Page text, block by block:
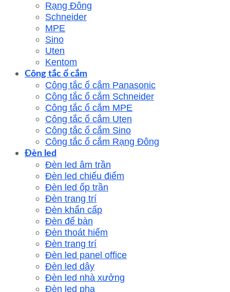
Rạng Đông
Schneider
MPE
Sino
Uten
Kentom
Công tắc ổ cắm
Công tắc ổ cắm Panasonic
Công tắc ổ cắm Schneider
Công tắc ổ cắm MPE
Công tắc ổ cắm Uten
Công tắc ổ cắm Sino
Công tắc ổ cắm Rạng Đông
Đèn led
Đèn led âm trần
Đèn led chiếu điểm
Đèn led ốp trần
Đèn trang trí
Đèn khẩn cấp
Đèn để bàn
Đèn thoát hiểm
Đèn trang trí
Đèn led panel office
Đèn led dây
Đèn led nhà xưởng
Đèn led pha